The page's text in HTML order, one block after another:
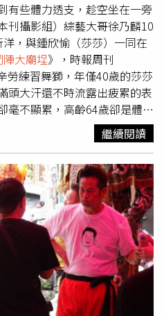
有些體力透支，趁空坐在一旁
刊攝影組）綜藝大哥徐乃麟10
，與鍾欣愉（莎莎）一同在
陣大廟埕》，時報周刊
勞練習舞獅，年僅40歲的莎莎
頭大汗還不時流露出疲累的表
毫不顯累，高齡64歲卻是體格
龍。 徐新洋與徐乃麟舞龍舞
攝影組）10月07日本刊直擊
基隆哨船頭覺修宮錄影，中午
莎莎終於完成排練，在悶熱
，而莎莎更是累到低頭坐在凳
節目安排的大量體力活，似乎
然滿頭大汗但仍相當投入，徐
（圖／本刊攝影組）短暫休息
洋舞獅頭、徐乃麟舞獅尾進開
展現高難度動作，徐氏父子的
另一邊的角落拿著獅頭。徐
搞笑講出可以到基隆選市長
繼續閱讀